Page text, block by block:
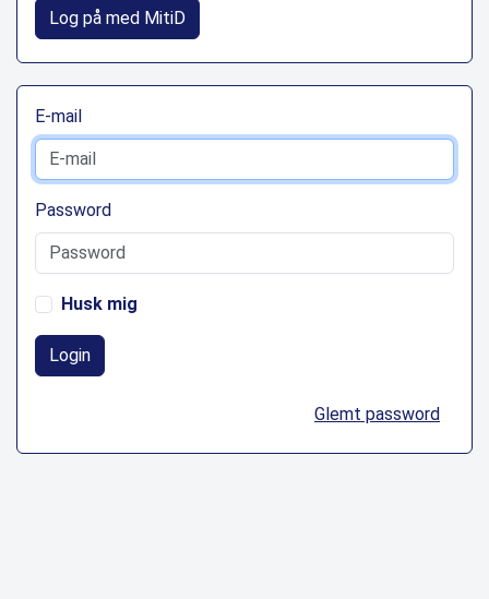
Log på med MitiD
E-mail
Password
Husk mig
Login
Glemt password